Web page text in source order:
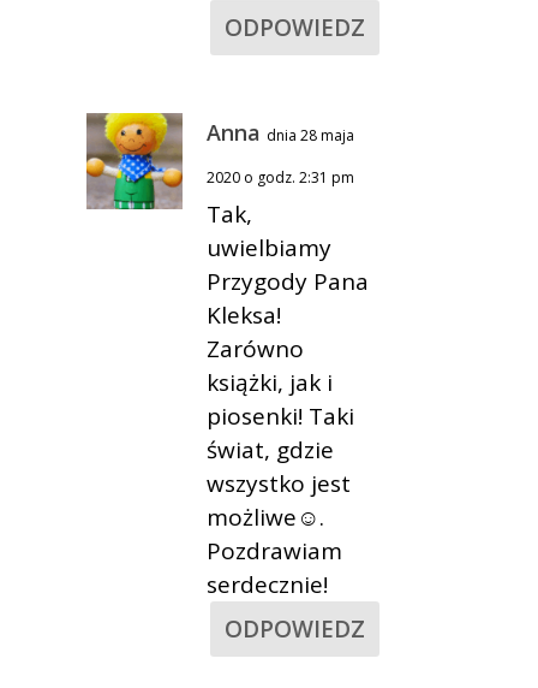
ODPOWIEDZ
Anna dnia 28 maja
2020 o godz. 2:31 pm
Tak,
uwielbiamy
Przygody Pana
Kleksa!
Zarówno
książki, jak i
piosenki! Taki
świat, gdzie
wszystko jest
możliwe☺.
Pozdrawiam
serdecznie!
ODPOWIEDZ